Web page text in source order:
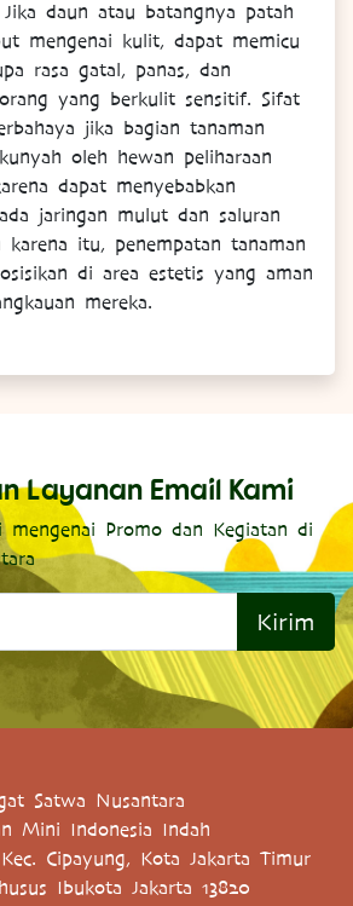
daun atau batangnya patah
mengenai kulit, dapat memicu
rasa gatal, panas, dan
yang berkulit sensitif. Sifat
jika bagian tanaman
oleh hewan peliharaan
dapat menyebabkan
jaringan mulut dan saluran
karena itu, penempatan tanaman
di area estetis yang aman
mereka.
Layanan Email Kami
mengenai Promo dan Kegiatan di
Kirim
Satwa Nusantara
Mini Indonesia Indah
Cipayung, Kota Jakarta Timur
Ibukota Jakarta 13820